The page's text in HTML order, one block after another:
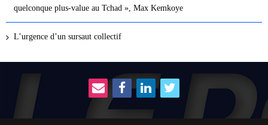
quelconque plus-value au Tchad », Max Kemkoye
L’urgence d’un sursaut collectif